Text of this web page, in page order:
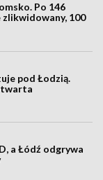
Po 146
100
pod Łodzią.
a Łódź odgrywa